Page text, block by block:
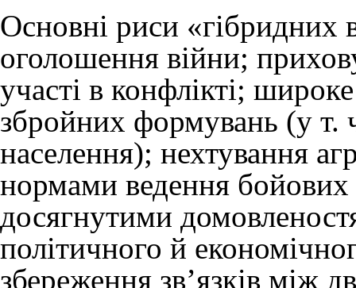
Основні риси «гібридних
оголошення війни;
участі в конфлікті;
збройних формувань (у т.
населення); нехтування
нормами ведення
досягнутими
політичного й
збереження зв’язків між